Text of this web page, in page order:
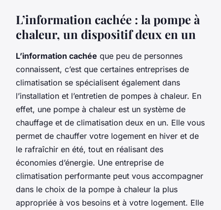
L’information cachée : la pompe à
chaleur, un dispositif deux en un
L’information cachée que peu de personnes
connaissent, c’est que certaines entreprises de
climatisation se spécialisent également dans
l’installation et l’entretien de pompes à chaleur. En
effet, une pompe à chaleur est un système de
chauffage et de climatisation deux en un. Elle vous
permet de chauffer votre logement en hiver et de
le rafraîchir en été, tout en réalisant des
économies d’énergie. Une entreprise de
climatisation performante peut vous accompagner
dans le choix de la pompe à chaleur la plus
appropriée à vos besoins et à votre logement. Elle